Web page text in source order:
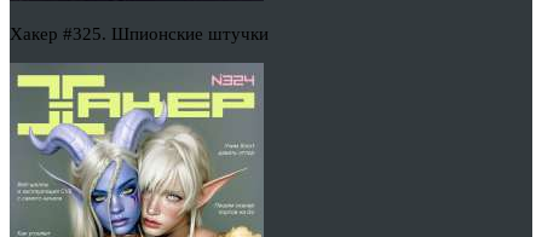
Хакер #325. Шпионские штучки